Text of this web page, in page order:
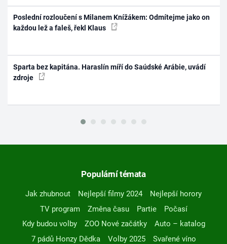
Poslední rozloučení s Milanem Knížákem: Odmítejme jako on
každou lež a faleš, řekl Klaus
Sparta bez kapitána. Haraslín míří do Saúdské Arábie, uvádí
zdroje
Populární témata
Jak zhubnout Nejlepší filmy 2024
Nejlepší horory
TV program
Změna času Partie
Počasí
Kdy budou volby
ZOO Nové začátky
Auto – katalog
7 pádů Honzy Dědka
Volby 2025
Svařené víno